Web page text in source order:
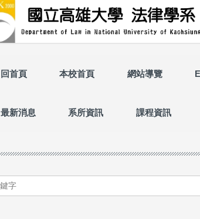
回首頁 本校首頁 網站導覽
最新消息 系所資訊 課程資訊